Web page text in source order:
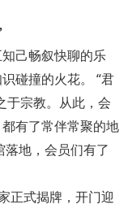
己畅叙快聊的乐
碰撞的火花。
“君
于宗教。从此，会
有了常伴常聚的地
落地，会员们有了
正式揭牌，开门迎